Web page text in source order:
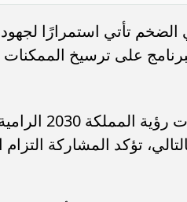
تأتي استمرارًا
على ترسيخ الممكنات
وتندرج هذه الجهود بشكل مباشر
تؤكد المشاركة التزام